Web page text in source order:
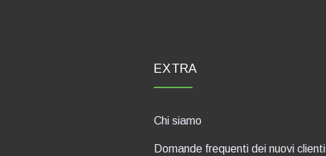
EXTRA
Chi siamo
Domande frequenti dei nuovi clienti